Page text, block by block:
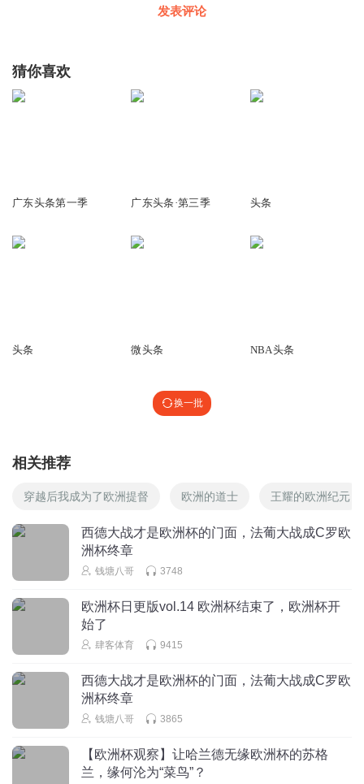
发表评论
猜你喜欢
广东头条第一季 广东头条·第三季 头条
头条 微头条 NBA头条
换一批
相关推荐
穿越后我成为了欧洲提督 欧洲的道士 王耀的欧洲纪元
西德大战才是欧洲杯的门面，法葡大战成C罗欧
洲杯终章
钱塘八哥 3748
欧洲杯日更版vol.14 欧洲杯结束了，欧洲杯开
始了
肆客体育 9415
西德大战才是欧洲杯的门面，法葡大战成C罗欧
洲杯终章
钱塘八哥 3865
【欧洲杯观察】让哈兰德无缘欧洲杯的苏格
兰，缘何沦为“菜鸟”？